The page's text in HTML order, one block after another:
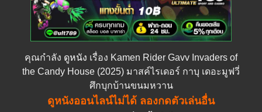
คุณกำลัง ดูหนัง เรื่อง Kamen Rider Gavv Invaders of
the Candy House (2025) มาสค์ไรเดอร์ กาบุ เดอะมูฟวี่
ศึกบุกบ้านขนมหวาน
ดูหนังออนไลน์ไม่ได้ ลองกดตัวเล่นอื่น